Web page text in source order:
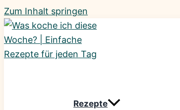
Zum Inhalt springen
Rezepte